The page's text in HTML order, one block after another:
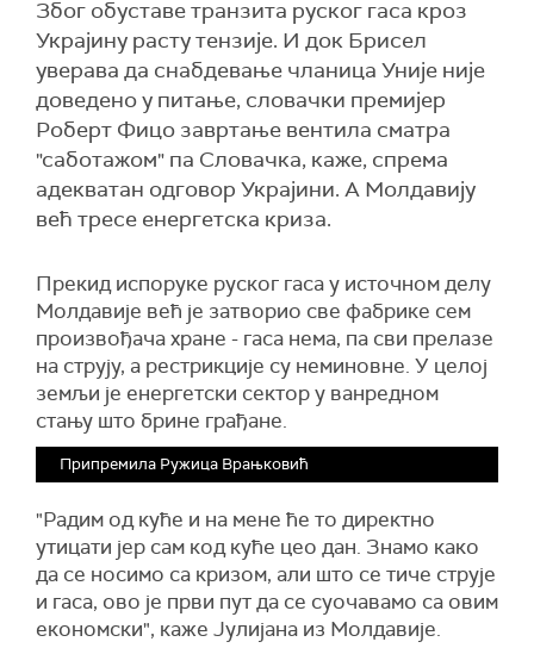
Због обуставе транзита руског гаса кроз
Украјину расту тензије. И док Брисел
уверава да снабдевање чланица Уније није
доведено у питање, словачки премијер
Роберт Фицо завртање вентила сматра
"саботажом" па Словачка, каже, спрема
адекватан одговор Украјини. А Молдавију
већ тресе енергетска криза.
Прекид испоруке руског гаса у источном делу
Молдавије већ је затворио све фабрике сем
произвођача хране - гаса нема, па сви прелазе
на струју, а рестрикције су неминовне. У целој
земљи је енергетски сектор у ванредном
стању што брине грађане.
Припремила Ружица Врањковић
"Радим од куће и на мене ће то директно
утицати јер сам код куће цео дан. Знамо како
да се носимо са кризом, али што се тиче струје
и гаса, ово је први пут да се суочавамо са овим
економски", каже Јулијана из Молдавије.